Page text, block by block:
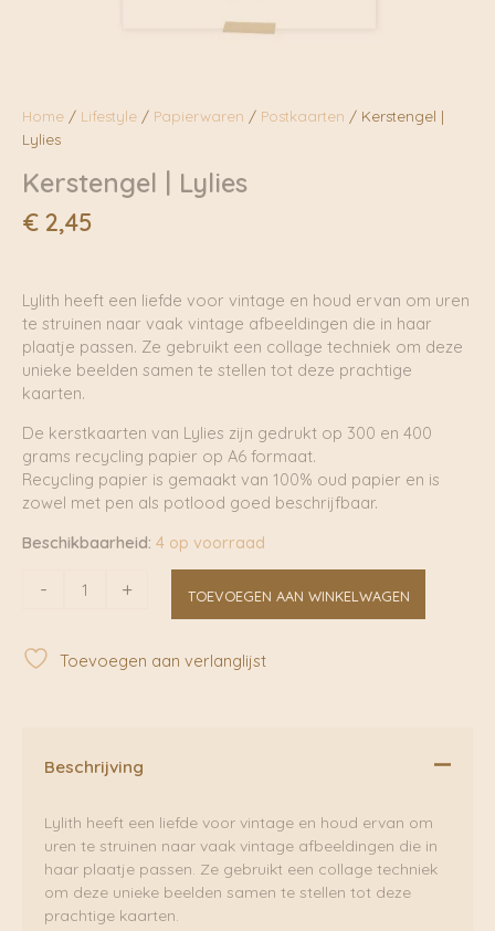
Home / Lifestyle / Papierwaren / Postkaarten / Kerstengel |
Lylies
Kerstengel | Lylies
€ 2,45
Lylith heeft een liefde voor vintage en houd ervan om uren
te struinen naar vaak vintage afbeeldingen die in haar
plaatje passen. Ze gebruikt een collage techniek om deze
unieke beelden samen te stellen tot deze prachtige
kaarten.
De kerstkaarten van Lylies zijn gedrukt op 300 en 400
grams recycling papier op A6 formaat.
Recycling papier is gemaakt van 100% oud papier en is
zowel met pen als potlood goed beschrijfbaar.
Beschikbaarheid: 4 op voorraad
-
Kerstengel
aantal
+ TOEVOEGEN AAN WINKELWAGEN
Toevoegen aan verlanglijst
Beschrijving
Lylith heeft een liefde voor vintage en houd ervan om
uren te struinen naar vaak vintage afbeeldingen die in
haar plaatje passen. Ze gebruikt een collage techniek
om deze unieke beelden samen te stellen tot deze
prachtige kaarten.